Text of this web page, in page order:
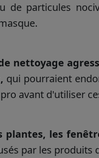
de particules
nettoyage
qui pourraient
avant d'utiliser
plantes, les
par les produits